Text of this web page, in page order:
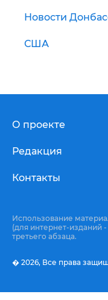
Новости
США
О проекте
Редакция
Контакты
Использование
(для интернет-изданий
третьего абзаца.
� 2026, Все права